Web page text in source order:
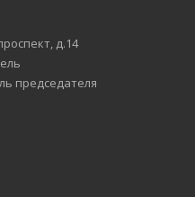
д.14
председателя